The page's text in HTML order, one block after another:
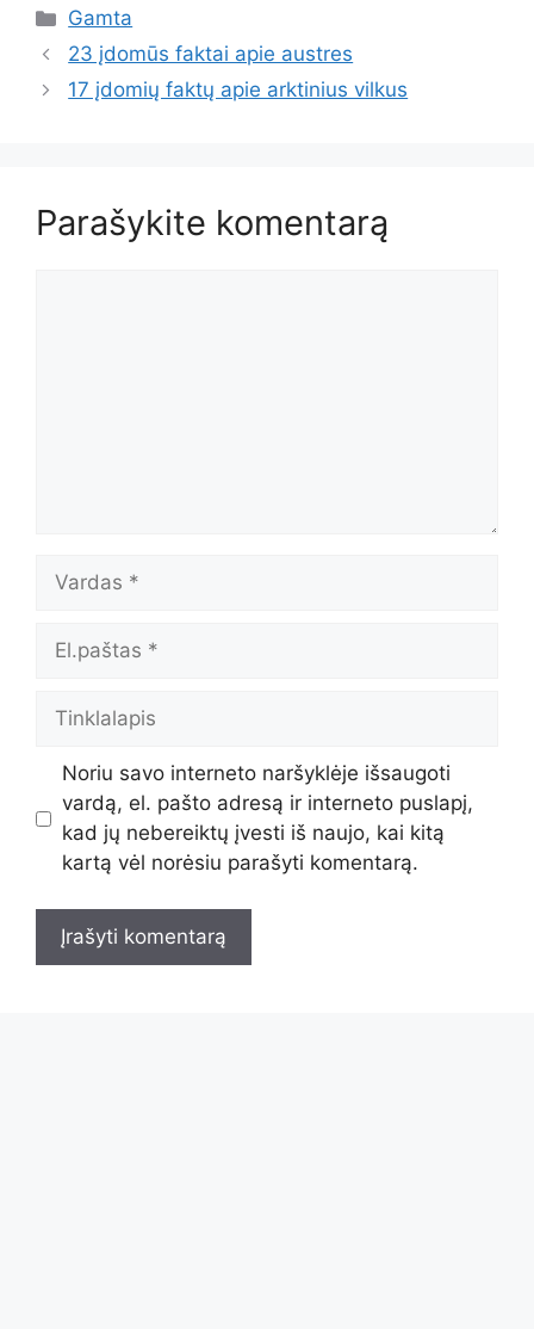
Kategorijos
Gamta
23 įdomūs faktai apie austres
17 įdomių faktų apie arktinius vilkus
Parašykite komentarą
Vardas
El.paštas
Tinklalapis
Noriu savo interneto naršyklėje išsaugoti
vardą, el. pašto adresą ir interneto puslapį,
kad jų nebereiktų įvesti iš naujo, kai kitą
kartą vėl norėsiu parašyti komentarą.